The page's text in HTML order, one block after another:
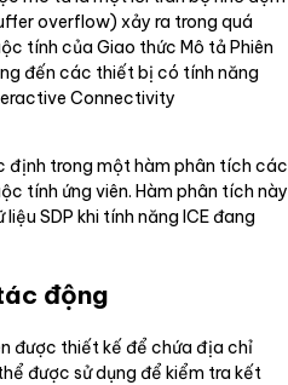
overflow) xảy ra trong quá
tính của Giao thức Mô tả Phiên
đến các thiết bị có tính năng
Connectivity
trong một hàm phân tích các
tính ứng viên. Hàm phân tích này
SDP khi tính năng ICE đang
động
được thiết kế để chứa địa chỉ
được sử dụng để kiểm tra kết